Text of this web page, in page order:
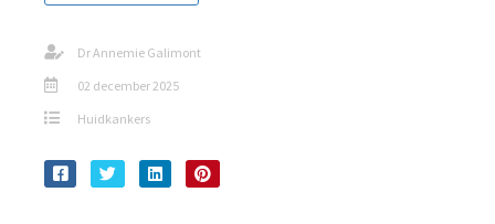
Dr Annemie Galimont
02 december 2025
Huidkankers